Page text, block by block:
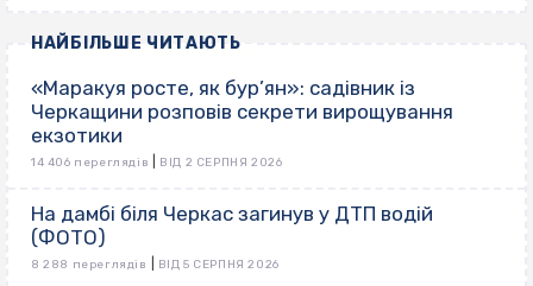
НАЙБІЛЬШЕ ЧИТАЮТЬ
«Маракуя росте, як бур’ян»: садівник із
Черкащини розповів секрети вирощування
екзотики
14 406 переглядів ВІД 2 СЕРПНЯ 2026
На дамбі біля Черкас загинув у ДТП водій
(ФОТО)
8 288 переглядів ВІД 5 СЕРПНЯ 2026